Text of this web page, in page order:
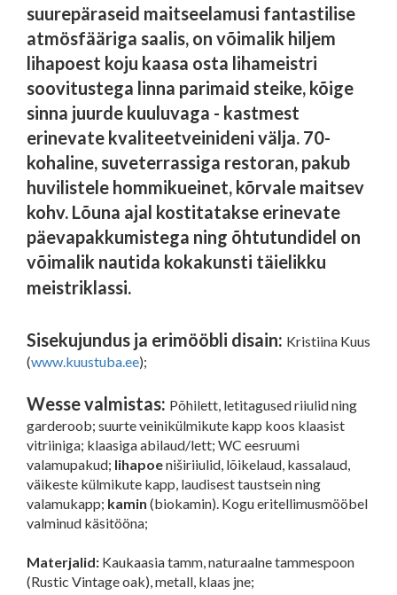
suurepäraseid maitseelamusi fantastilise
atmösfääriga saalis, on võimalik hiljem
lihapoest koju kaasa osta lihameistri
soovitustega linna parimaid steike, kõige
sinna juurde kuuluvaga - kastmest
erinevate kvaliteetveinideni välja. 70-
kohaline, suveterrassiga restoran, pakub
huvilistele hommikueinet, kõrvale maitsev
kohv. Lõuna ajal kostitatakse erinevate
päevapakkumistega ning õhtutundidel on
võimalik nautida kokakunsti täielikku
meistriklassi.
Sisekujundus ja erimööbli disain: Kristiina Kuus
(www.kuustuba.ee);
Wesse valmistas: Põhilett, letitagused riiulid ning
garderoob; suurte veinikülmikute kapp koos klaasist
vitriiniga; klaasiga abilaud/lett; WC eesruumi
valamupakud; lihapoeniširiiulid, lõikelaud, kassalaud,
väikeste külmikute kapp, laudisest taustsein ning
valamukapp; kamin (biokamin). Kogu eritellimusmööbel
valminud käsitööna;
Materjalid: Kaukaasia tamm, naturaalne tammespoon
(Rustic Vintage oak), metall, klaas jne;